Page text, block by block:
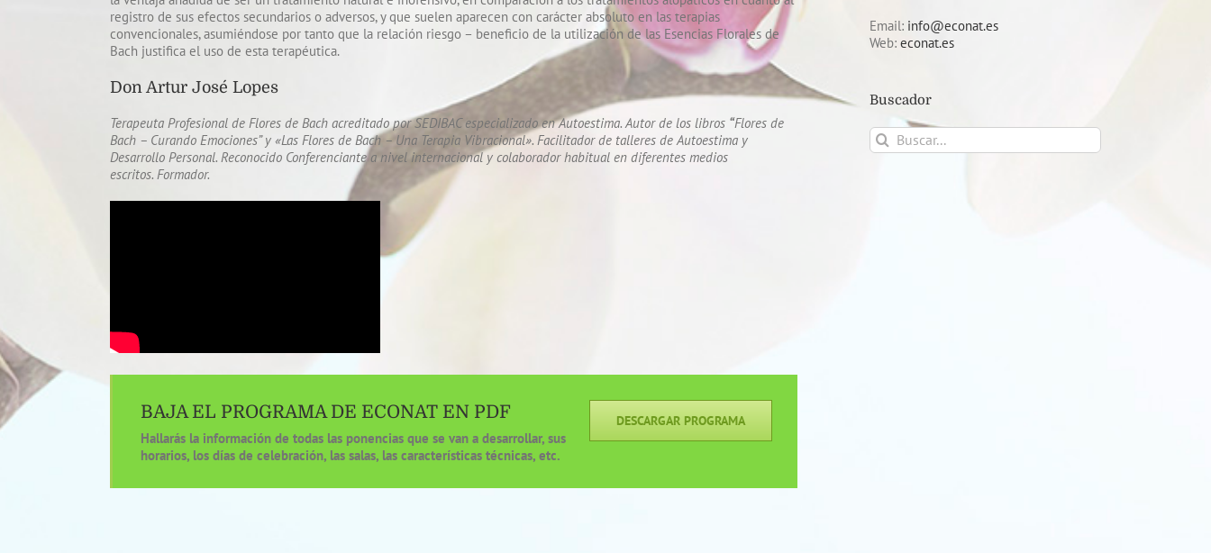
registro de sus efectos secundarios o adversos, y que suelen aparecen con carácter absoluto en las terapias
convencionales, asumiéndose por tanto que la relación riesgo – beneficio de la utilización de las Esencias Florales de
Bach justifica el uso de esta terapéutica.
Don Artur José Lopes
Terapeuta Profesional de Flores de Bach acreditado por SEDIBAC especializado en Autoestima. Autor de los libros “Flores de
Bach – Curando Emociones” y «Las Flores de Bach – Una Terapia Vibracional». Facilitador de talleres de Autoestima y
Desarrollo Personal. Reconocido Conferenciante a nivel internacional y colaborador habitual en diferentes medios
escritos. Formador.
DESCARGAR PROGRAMA
BAJA EL PROGRAMA DE ECONAT EN PDF
Hallarás la información de todas las ponencias que se van a desarrollar, sus
horarios, los días de celebración, las salas, las características técnicas, etc.
Email: info@econat.es
Web: econat.es
Buscador
Buscar: